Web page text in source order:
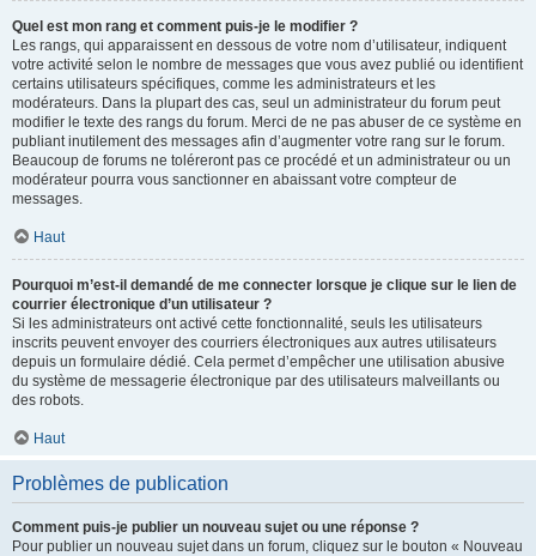
Quel est mon rang et comment puis-je le modifier ?
Les rangs, qui apparaissent en dessous de votre nom d’utilisateur, indiquent
votre activité selon le nombre de messages que vous avez publié ou identifient
certains utilisateurs spécifiques, comme les administrateurs et les
modérateurs. Dans la plupart des cas, seul un administrateur du forum peut
modifier le texte des rangs du forum. Merci de ne pas abuser de ce système en
publiant inutilement des messages afin d’augmenter votre rang sur le forum.
Beaucoup de forums ne toléreront pas ce procédé et un administrateur ou un
modérateur pourra vous sanctionner en abaissant votre compteur de
messages.
Haut
Pourquoi m’est-il demandé de me connecter lorsque je clique sur le lien de
courrier électronique d’un utilisateur ?
Si les administrateurs ont activé cette fonctionnalité, seuls les utilisateurs
inscrits peuvent envoyer des courriers électroniques aux autres utilisateurs
depuis un formulaire dédié. Cela permet d’empêcher une utilisation abusive
du système de messagerie électronique par des utilisateurs malveillants ou
des robots.
Haut
Problèmes de publication
Comment puis-je publier un nouveau sujet ou une réponse ?
Pour publier un nouveau sujet dans un forum, cliquez sur le bouton « Nouveau